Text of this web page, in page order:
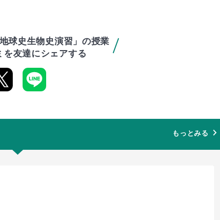
球史生物史演習」の授業
を友達にシェアする
もっとみる